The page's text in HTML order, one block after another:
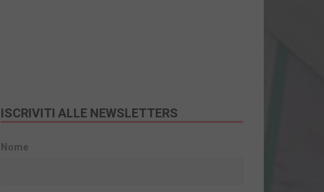
ISCRIVITI ALLE NEWSLETTERS
Nome